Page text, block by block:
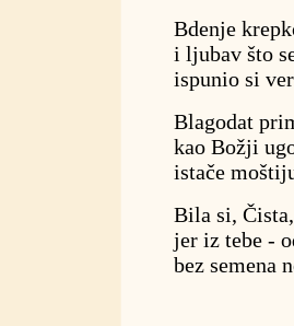
Bdenje
i ljubav što
ispunio si
Blagodat
kao Božji
istače
Bila si,
jer iz tebe -
bez semena